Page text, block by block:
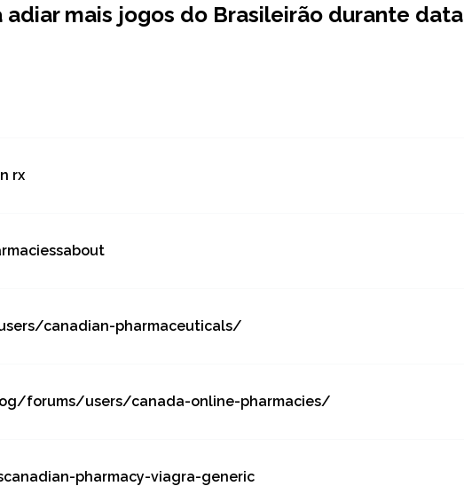
adiar mais jogos do Brasileirão durante data
rx
canadian-pharmaceuticals/
forums/users/canada-online-pharmacies/
pharmacy-viagra-generic